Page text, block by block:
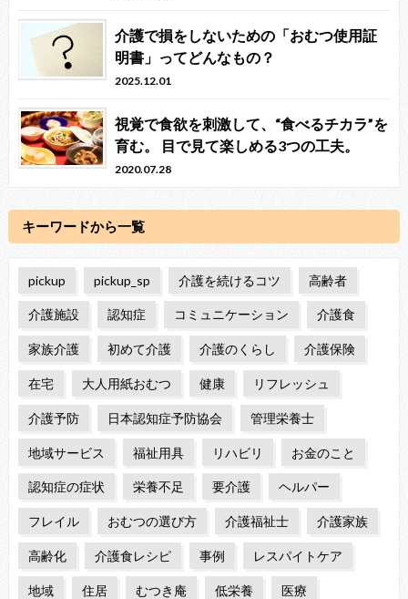
介護で損をしないための「おむつ使用証
明書」ってどんなもの？
2025.12.01
視覚で食欲を刺激して、“食べるチカラ”を
育む。 目で見て楽しめる3つの工夫。
2020.07.28
キーワードから一覧
pickup pickup_sp 介護を続けるコツ 高齢者
介護施設 認知症 コミュニケーション 介護食
家族介護 初めて介護 介護のくらし 介護保険
在宅 大人用紙おむつ 健康 リフレッシュ
介護予防 日本認知症予防協会 管理栄養士
地域サービス 福祉用具 リハビリ お金のこと
認知症の症状 栄養不足 要介護 ヘルパー
フレイル おむつの選び方 介護福祉士 介護家族
高齢化 介護食レシピ 事例 レスパイトケア
地域 住居 むつき庵 低栄養 医療